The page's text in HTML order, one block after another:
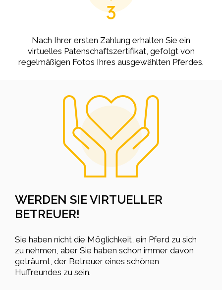
3
Nach Ihrer ersten Zahlung erhalten Sie ein
virtuelles Patenschaftszertifikat, gefolgt von
regelmäßigen Fotos Ihres ausgewählten Pferdes.
WERDEN SIE VIRTUELLER
BETREUER!
Sie haben nicht die Möglichkeit, ein Pferd zu sich
zu nehmen, aber Sie haben schon immer davon
geträumt, der Betreuer eines schönen
Huffreundes zu sein.